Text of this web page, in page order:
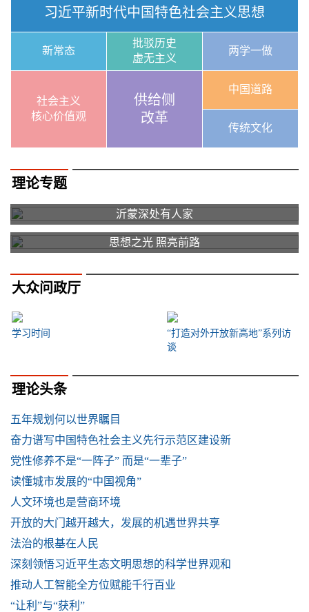
习近平新时代中国特色社会主义思想
新常态
批驳历史
虚无主义
两学一做
社会主义
核心价值观
供给侧
改革
中国道路
传统文化
理论专题
沂蒙深处有人家
思想之光 照亮前路
大众问政厅
学习时间
“打造对外开放新高地”系列访
谈
理论头条
五年规划何以世界瞩目
奋力谱写中国特色社会主义先行示范区建设新
党性修养不是“一阵子” 而是“一辈子”
读懂城市发展的“中国视角”
人文环境也是营商环境
开放的大门越开越大，发展的机遇世界共享
法治的根基在人民
深刻领悟习近平生态文明思想的科学世界观和
推动人工智能全方位赋能千行百业
“让利”与“获利”